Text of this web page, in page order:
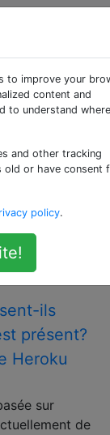
déploiement
de
ils
présent?
Heroku
sur
de
to improve your
content and
to understand
and other tracking
old or have consent
policy.